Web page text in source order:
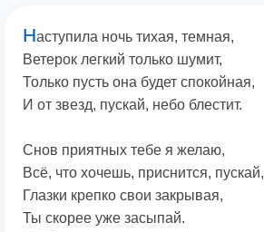
Наступила ночь тихая, темная,
Ветерок легкий только шумит,
Только пусть она будет спокойная,
И от звезд, пускай, небо блестит.
Снов приятных тебе я желаю,
Всё, что хочешь, приснится, пускай,
Глазки крепко свои закрывая,
Ты скорее уже засыпай.